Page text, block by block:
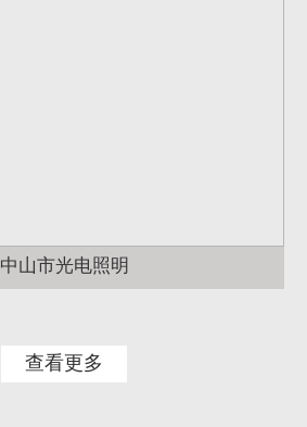
中山市光电照明
查看更多